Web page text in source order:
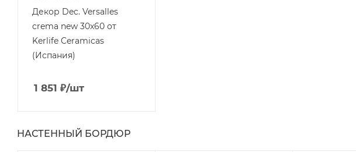
Декор Dec. Versalles
crema new 30x60 от
Kerlife Ceramicas
(Испания)
1 851 ₽/шт
НАСТЕННЫЙ БОРДЮР